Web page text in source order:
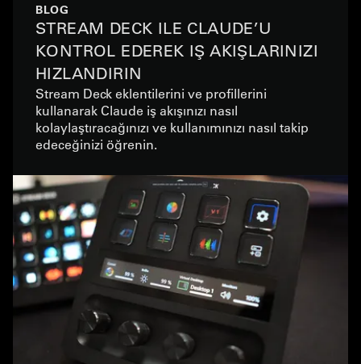
BLOG
STREAM DECK ILE CLAUDE’U
KONTROL EDEREK IŞ AKIŞLARINIZI
HIZLANDIRIN
Stream Deck eklentilerini ve profillerini
kullanarak Claude iş akışınızı nasıl
kolaylaştıracağınızı ve kullanımınızı nasıl takip
edeceğinizi öğrenin.